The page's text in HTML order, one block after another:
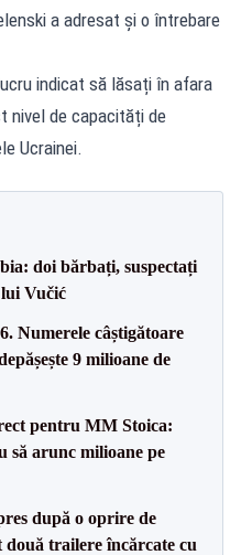
a adresat și o întrebare
indicat să lăsați în afara
nivel de capacități de
Ucrainei.
doi bărbați, suspectați
Vučić
Numerele câștigătoare
9 milioane de
pentru MM Stoica:
să arunc milioane pe
după o oprire de
trailere încărcate cu